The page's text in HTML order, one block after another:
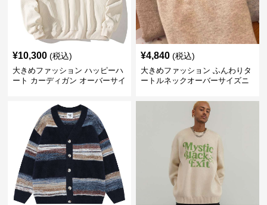
¥10,300 (税込)
大きめファッション ハッピーハ
ート カーディガン オーバーサイ
¥4,840 (税込)
大きめファッション ふんわりタ
ートルネックオーバーサイズニ